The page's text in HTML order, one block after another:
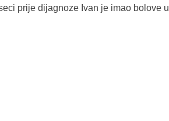
prije dijagnoze Ivan je imao bolove u